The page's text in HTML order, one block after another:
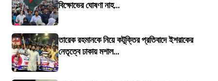
বিক্ষোভের ঘোষণা নাহ...
তারেক রহমানকে নিয়ে কটূক্তির প্রতিবাদে ইশরাকের
নেতৃত্বে ঢাকায় মশাল...